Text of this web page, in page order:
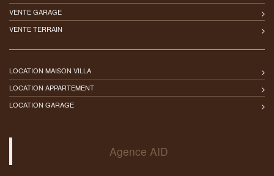
VENTE GARAGE
VENTE TERRAIN
LOCATION MAISON VILLA
LOCATION APPARTEMENT
LOCATION GARAGE
Agence AID